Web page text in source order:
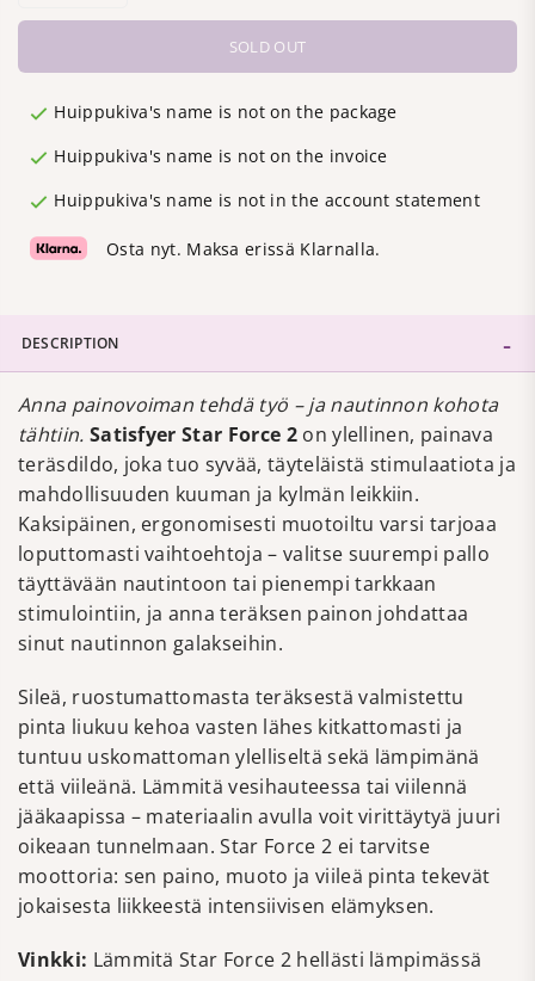
SOLD OUT
Huippukiva's name is not on the package
Huippukiva's name is not on the invoice
Huippukiva's name is not in the account statement
Osta nyt. Maksa erissä Klarnalla.
DESCRIPTION
Anna painovoiman tehdä työ – ja nautinnon kohota
tähtiin. Satisfyer Star Force 2on ylellinen, painava
teräsdildo, joka tuo syvää, täyteläistä stimulaatiota ja
mahdollisuuden kuuman ja kylmän leikkiin.
Kaksipäinen, ergonomisesti muotoiltu varsi tarjoaa
loputtomasti vaihtoehtoja – valitse suurempi pallo
täyttävään nautintoon tai pienempi tarkkaan
stimulointiin, ja anna teräksen painon johdattaa
sinut nautinnon galakseihin.
Sileä, ruostumattomasta teräksestä valmistettu
pinta liukuu kehoa vasten lähes kitkattomasti ja
tuntuu uskomattoman ylelliseltä sekä lämpimänä
että viileänä. Lämmitä vesihauteessa tai viilennä
jääkaapissa – materiaalin avulla voit virittäytyä juuri
oikeaan tunnelmaan. Star Force 2 ei tarvitse
moottoria: sen paino, muoto ja viileä pinta tekevät
jokaisesta liikkeestä intensiivisen elämyksen.
Vinkki: Lämmitä Star Force 2 hellästi lämpimässä